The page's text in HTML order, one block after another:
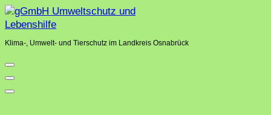
Klima-, Umwelt- und Tierschutz im Landkreis Osnabrück